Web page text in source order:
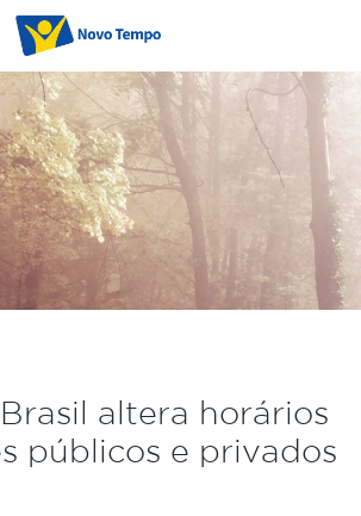
altera horários
públicos e privados